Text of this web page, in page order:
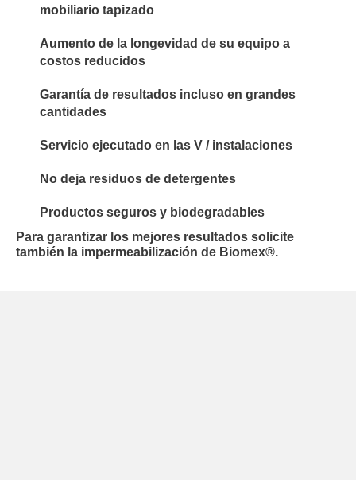
mobiliario tapizado
Aumento de la longevidad de su equipo a
costos reducidos
Garantía de resultados incluso en grandes
cantidades
Servicio ejecutado en las V / instalaciones
No deja residuos de detergentes
Productos seguros y biodegradables
Para garantizar los mejores resultados solicite
también la impermeabilización de Biomex®.